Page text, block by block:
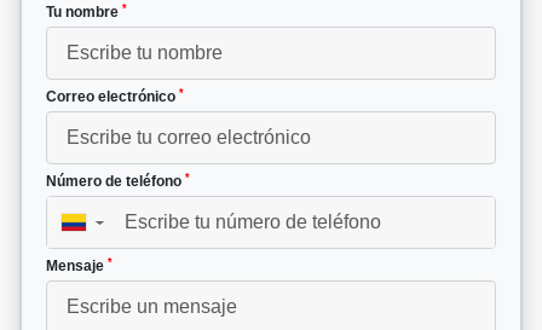
Tu nombre *
Correo electrónico *
Número de teléfono *
▼
Mensaje *